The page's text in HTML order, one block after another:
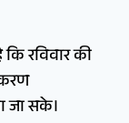
रविवार की
जा सके।